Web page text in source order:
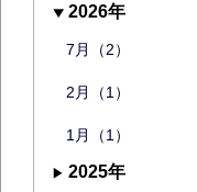
2026年
7月（2）
2月（1）
1月（1）
2025年